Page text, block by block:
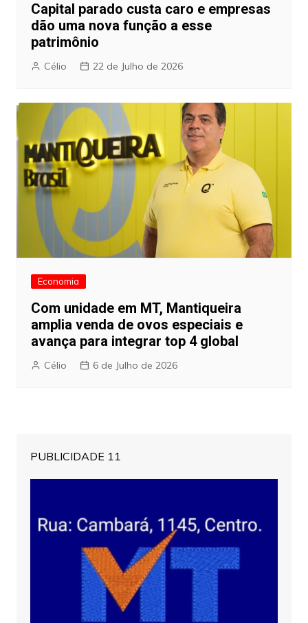
Capital parado custa caro e empresas
dão uma nova função a esse
patrimônio
Célio 22 de Julho de 2026
Economia
Com unidade em MT, Mantiqueira
amplia venda de ovos especiais e
avança para integrar top 4 global
Célio 6 de Julho de 2026
PUBLICIDADE 11